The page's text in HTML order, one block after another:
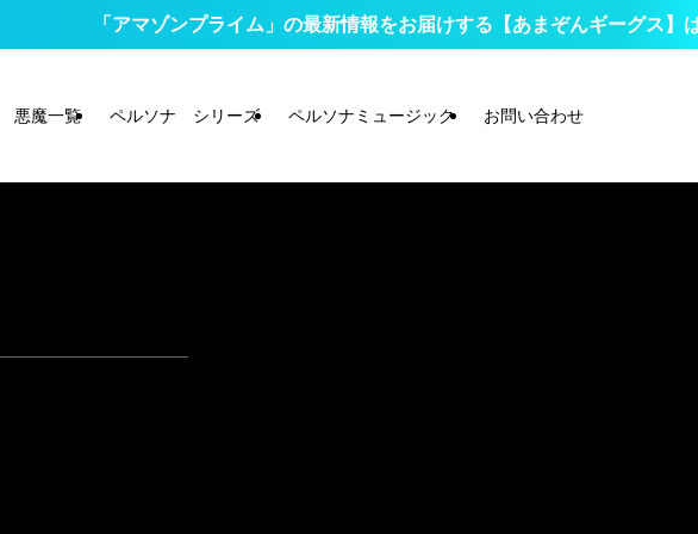
「アマゾンプライム」の最新情報をお届けする【あまぞんギーグス】は
悪魔一覧 ペルソナ シリーズ ペルソナミュージック お問い合わせ